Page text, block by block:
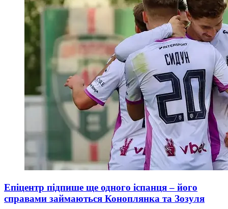
Епіцентр підпише ще одного іспанця – його
справами займаються Коноплянка та Зозуля